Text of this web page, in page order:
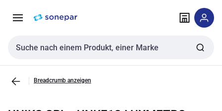
NavigationInhalt
Sucheingabe
Breadcrumb anzeigen